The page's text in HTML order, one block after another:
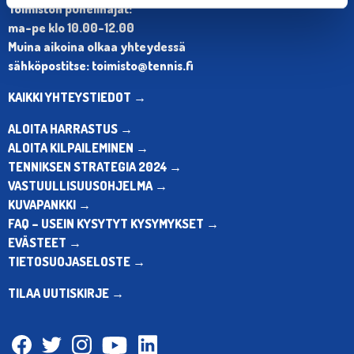
Toimiston puhelinajat:
ma-pe klo 10.00-12.00
Muina aikoina olkaa yhteydessä
sähköpostitse: toimisto@tennis.fi
KAIKKI YHTEYSTIEDOT →
ALOITA HARRASTUS →
ALOITA KILPAILEMINEN →
TENNIKSEN STRATEGIA 2024 →
VASTUULLISUUSOHJELMA →
KUVAPANKKI →
FAQ – USEIN KYSYTYT KYSYMYKSET →
EVÄSTEET →
TIETOSUOJASELOSTE →
TILAA UUTISKIRJE →